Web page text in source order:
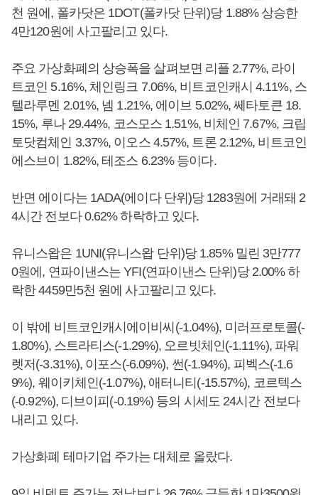
천 원에, 폴카닷은 1DOT(폴카닷 단위)당 1.88% 상승한
4만120원에 사고팔리고 있다.
주요 가상화폐의 상승폭을 살펴보면 리플 2.77%, 라이
트코인 5.16%, 체인링크 7.06%, 비트코인캐시 4.11%, 스
텔라루멘 2.01%, 넴 1.21%, 에이브 5.02%, 쎄타토큰 18.
15%, 루나 29.44%, 코스모스 1.51%, 비체인 7.67%, 크립
토닷컴체인 3.37%, 이오스 4.57%, 트론 2.12%, 비트코인
에스브이 1.82%, 테조스 6.23% 등이다.
반면 에이다는 1ADA(에이다 단위)당 1283원에 거래돼 2
4시간 전보다 0.62% 하락하고 있다.
유니스왑은 1UNI(유니스왑 단위)당 1.85% 밀린 3만777
0원에, 연파이낸스는 YFI(연파이낸스 단위)당 2.00% 하
락한 4459만5천 원에 사고팔리고 있다.
이 밖에 비트코인캐시에이비씨(-1.04%), 미러프로토콜(-
1.80%), 스트라티스(-1.29%), 오르빗체인(-1.11%), 파워
렛저(-3.31%), 이포스(-6.09%), 썬(-1.94%), 피벡스(-1.6
9%), 웨이키체인(-1.07%), 애터니티(-15.57%), 코르텍스
(-0.92%), 디브이피(-0.19%) 등의 시세도 24시간 전보다
내리고 있다.
가상화폐 테마기업 주가는 대체로 올랐다.